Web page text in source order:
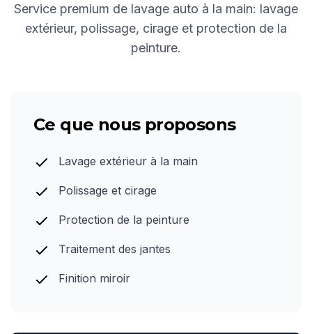
Service premium de lavage auto à la main: lavage
extérieur, polissage, cirage et protection de la
peinture.
Ce que nous proposons
Lavage extérieur à la main
Polissage et cirage
Protection de la peinture
Traitement des jantes
Finition miroir